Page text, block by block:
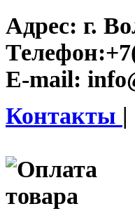
Адрес: г.
Телефон:
E-mail:
Контакты |